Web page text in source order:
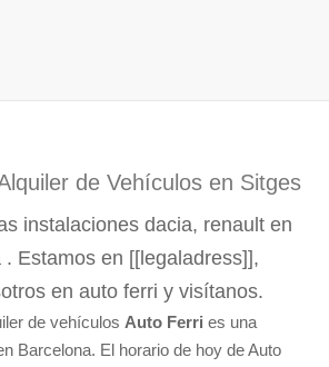
de Vehículos en Sitges
instalaciones dacia, renault en
Estamos en [[legaladress]],
en auto ferri y visítanos.
de vehículos Auto Ferri es una
Barcelona. El horario de hoy de Auto